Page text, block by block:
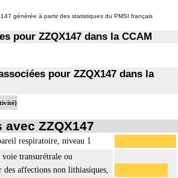
générée à partir des statistiques du PMSI français
pour ZZQX147 dans la CCAM
pour ZZQX147 dans la
ZZQX147
respiratoire, niveau 1
transurétrale ou
des affections non lithiasiques,